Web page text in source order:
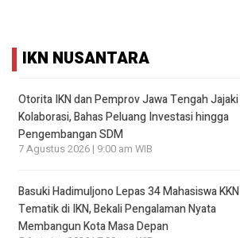
IKN NUSANTARA
Otorita IKN dan Pemprov Jawa Tengah Jajaki
Kolaborasi, Bahas Peluang Investasi hingga
Pengembangan SDM
7 Agustus 2026 | 9:00 am WIB
Basuki Hadimuljono Lepas 34 Mahasiswa KKN
Tematik di IKN, Bekali Pengalaman Nyata
Membangun Kota Masa Depan